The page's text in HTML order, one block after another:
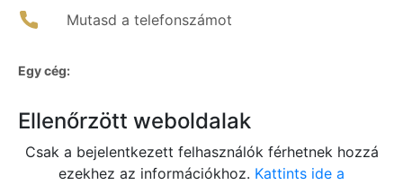
Mutasd a telefonszámot
Egy cég:
Ellenőrzött weboldalak
Csak a bejelentkezett felhasználók férhetnek hozzá
ezekhez az információkhoz. Kattints ide a